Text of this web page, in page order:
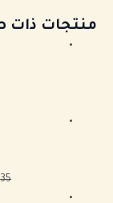
منتجات ذات
35